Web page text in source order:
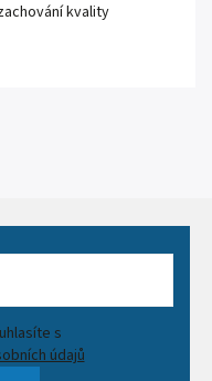
kvality
údajů